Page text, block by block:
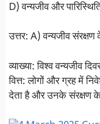
D) वन्यजीव और
उत्तर: A) वन्यजीव
व्याख्या: विश्व वन्यजीव
वित्त: लोगों और ग्रह में
देता है और उनके संरक्षण के